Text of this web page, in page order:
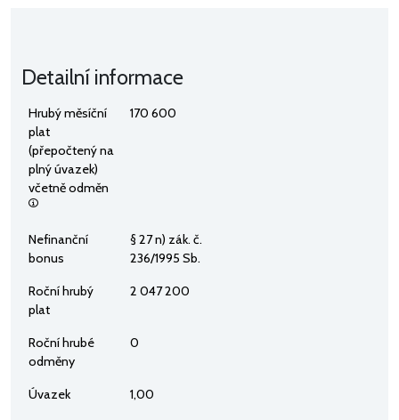
Detailní informace
Hrubý měsíční
plat
(přepočtený na
plný úvazek)
včetně odměn
170 600
Nefinanční
bonus
§ 27 n) zák. č.
236/1995 Sb.
Roční hrubý
plat
2 047 200
Roční hrubé
odměny
0
Úvazek 1,00